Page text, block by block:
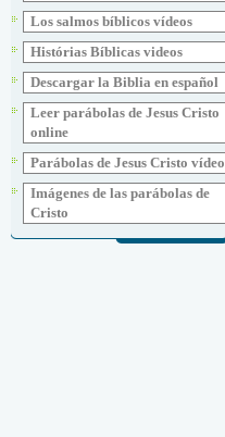
Los salmos bíblicos vídeos
Histórias Bíblicas videos
Descargar la Biblia en español
Leer parábolas de Jesus Cristo
online
Parábolas de Jesus Cristo vídeo
Imágenes de las parábolas de
Cristo